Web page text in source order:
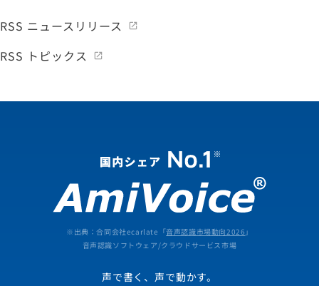
RSS ニュースリリース
RSS トピックス
※出典：合同会社ecarlate「音声認識市場動向2026 」
音声認識ソフトウェア/クラウドサービス市場
声で書く、声で動かす。